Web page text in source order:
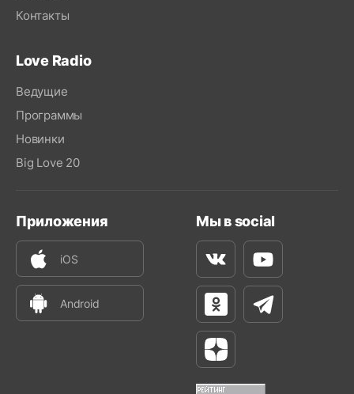
Контакты
Love Radio
Ведущие
Программы
Новинки
Big Love 20
Приложения
iOS
Android
Мы в social
ВконтактеYoutube
Одноклассники
Телеграм
Яндекс Дзен